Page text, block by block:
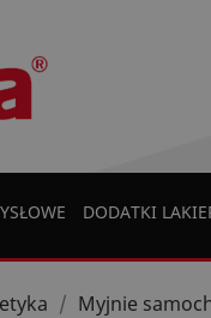
DODATKI
Myjnie